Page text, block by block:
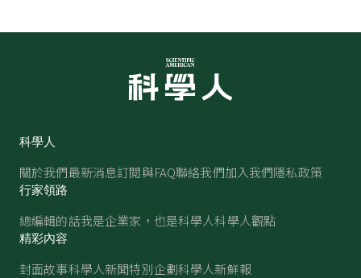
科學人
關於我們最新消息訂閱與FAQ聯絡我們加入我們隱私政策
行家領路
總編輯的話我是企業家，也是科學人科學人觀點
精彩內容
封面故事科學人新聞特別企劃科學人新鮮報